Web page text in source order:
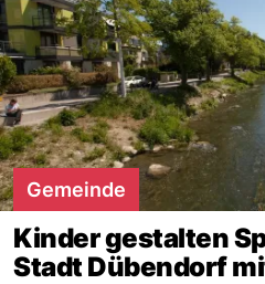
Gemeinde
Kinder gestalten
Stadt Dübendorf